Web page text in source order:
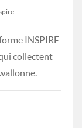
INSPIRE
collectent